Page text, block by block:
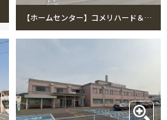
【ホームセンター】コメリハード＆グリーン希望ケ丘店まで1037m コメリハード＆グリーン希望ケ丘店